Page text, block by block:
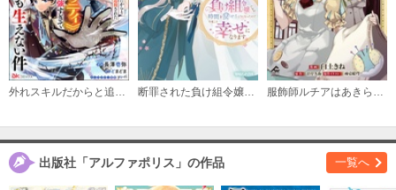
外れスキルだからと追放された《∞チートアビリティ》が強すぎて草も生えない件 ～偶然助けた第三王女にどちゃくそ溺愛されるし、前よりも断然楽しい生活送ってます～ コミック版（分冊版） 断罪された負け組令嬢ですが、時間を戻せるようになったので今度こそ幸せになります 服飾師ルチアはあきらめない ～今日から始める幸服計画～
出版社「アルファポリス」の作品 一覧へ